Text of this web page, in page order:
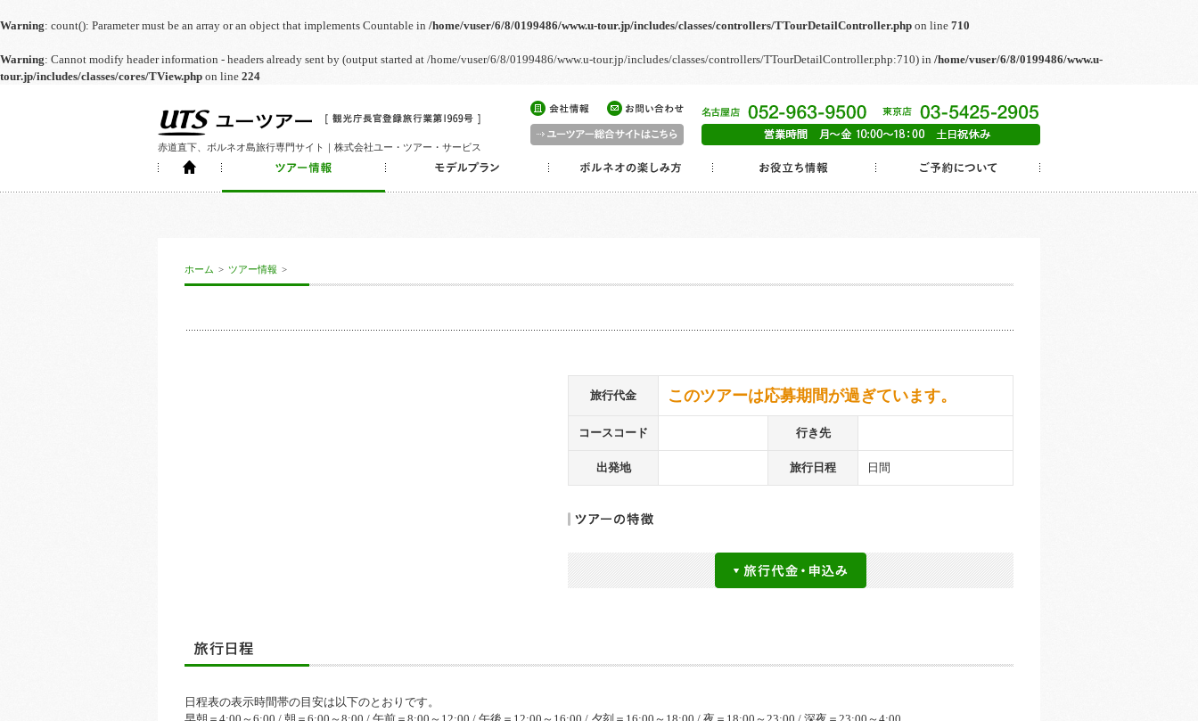
Warning: count(): Parameter must be an array or an object that implements Countable in /home/vuser/6/8/0199486/www.u-tour.jp/includes/classes/controllers/TTourDetailController.php on line 710
Warning: Cannot modify header information - headers already sent by (output started at /home/vuser/6/8/0199486/www.u-tour.jp/includes/classes/controllers/TTourDetailController.php:710) in /home/vuser/6/8/0199486/www.u-
tour.jp/includes/classes/cores/TView.php on line 224
赤道直下、ボルネオ島旅行専門サイト｜株式会社ユー・ツアー・サービス
ホーム > ツアー情報 >
旅行代金 このツアーは応募期間が過ぎています。
コースコード 行き先
出発地 旅行日程 日間
日程表の表示時間帯の目安は以下のとおりです。